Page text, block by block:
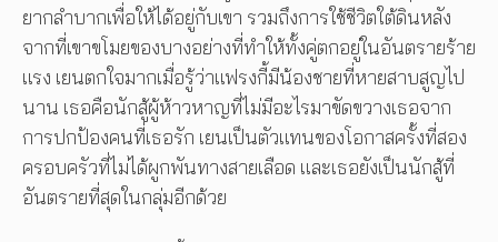
ยากลำบากเพื่อให้ได้อยู่กับเขา รวมถึงการใช้ชีวิตใต้ดินหลัง
จากที่เขาขโมยของบางอย่างที่ทำให้ทั้งคู่ตกอยู่ในอันตรายร้าย
แรง เยนตกใจมากเมื่อรู้ว่าแฟรงกี้มีน้องชายที่หายสาบสูญไป
นาน เธอคือนักสู้ผู้ห้าวหาญที่ไม่มีอะไรมาขัดขวางเธอจาก
การปกป้องคนที่เธอรัก เยนเป็นตัวแทนของโอกาสครั้งที่สอง
ครอบครัวที่ไม่ได้ผูกพันทางสายเลือด และเธอยังเป็นนักสู้ที่
อันตรายที่สุดในกลุ่มอีกด้วย